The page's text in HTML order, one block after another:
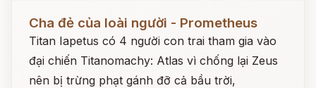
Cha đẻ của loài người - Prometheus
Titan Iapetus có 4 người con trai tham gia vào
đại chiến Titanomachy: Atlas vì chống lại Zeus
nên bị trừng phạt gánh đỡ cả bầu trời,